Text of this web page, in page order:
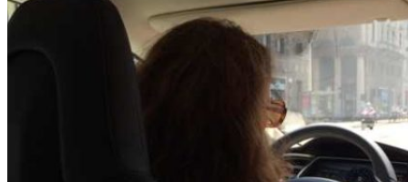
ISCRIZIONE E FAQ